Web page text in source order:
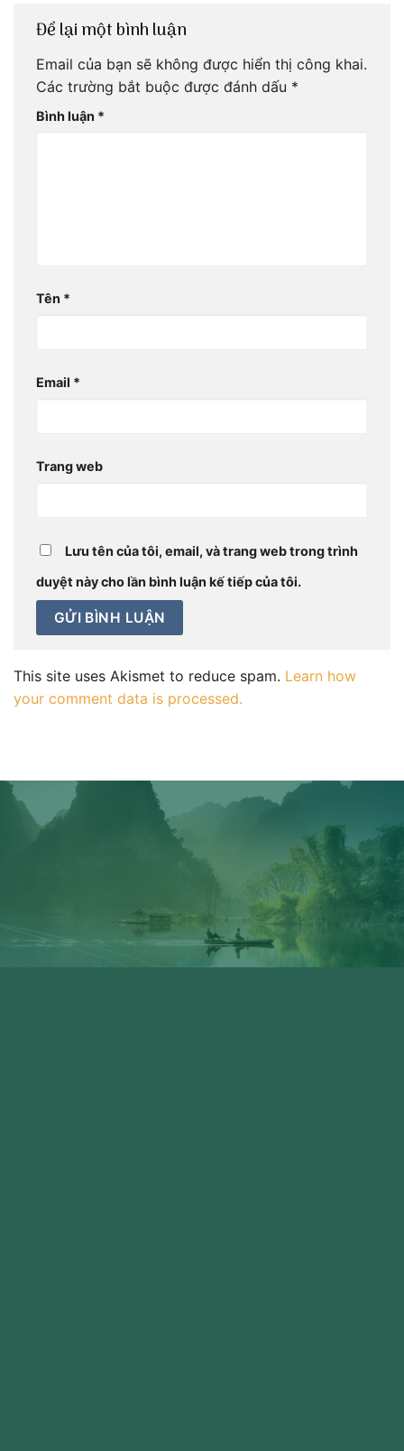
Để lại một bình luận
Email của bạn sẽ không được hiển thị công khai.
Các trường bắt buộc được đánh dấu *
Bình luận *
Tên *
Email *
Trang web
Lưu tên của tôi, email, và trang web trong trình
duyệt này cho lần bình luận kế tiếp của tôi.
This site uses Akismet to reduce spam. Learn how
your comment data is processed.